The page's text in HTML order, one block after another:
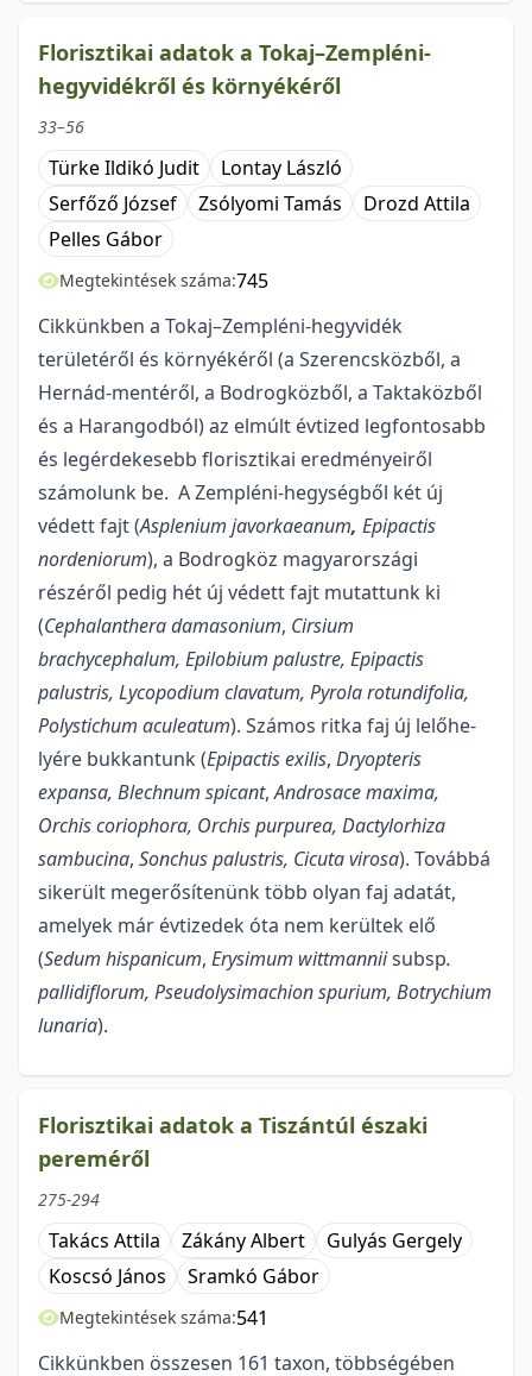
Florisztikai adatok a Tokaj–Zempléni-
hegyvidékről és környékéről
33–56
Türke Ildikó Judit
Lontay László
Serfőző József
Zsólyomi Tamás
Drozd Attila
Pelles Gábor
Megtekintések száma:745
Cikkünkben a Tokaj–Zempléni-hegyvidék
területéről és környékéről (a Szerencsközből, a
Hernád-mentéről, a Bodrogközből, a Taktaközből
és a Harangodból) az elmúlt évtized legfontosabb
és legérdekesebb florisztikai eredményeiről
számolunk be. A Zempléni-hegységből két új
védett fajt (As­plenium javorkaeanum, Epipactis
nordeniorum), a Bodrogköz magyarországi
részéről pedig hét új védett fajt mutattunk ki
(Cephalanthera damasonium, Cirsium
brachycephalum, Epilobium palustre, Epipactis
palustris, Lycopodium clavatum, Pyrola rotundifolia,
Polystichum aculeatum). Számos ritka faj új lelőhe­
lyére bukkantunk (Epipactis exilis, Dryopteris
expansa, Blechnum spicant,Androsace maxima,
Orchis cori­ophora, Orchis purpurea, Dactylorhiza
sambucina, Sonchus palustris, Cicuta virosa). Továbbá
sikerült megerősítenünk több olyan faj adatát,
amelyek már évtizedek óta nem kerültek elő
(Sedum hispanicum, Erysimum wittmanniisubsp.
pallidiflorum, Pseudolysimachion spurium, Botrychium
lunaria).
Florisztikai adatok a Tiszántúl északi
pereméről
275-294
Takács Attila Zákány Albert
Gulyás Gergely
Koscsó János
Sramkó Gábor
Megtekintések száma:541
Cikkünkben összesen 161 taxon, többségében